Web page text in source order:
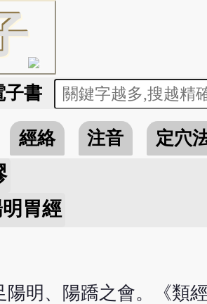
子書
經絡 注音 定穴
胃經
陽明、陽蹻之會。《類